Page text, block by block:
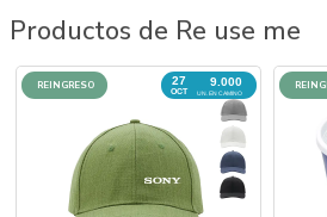
Productos de Re use me
27
OCT
9.000
UN. EN CAMINO
REINGRESO